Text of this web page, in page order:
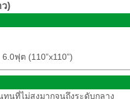
)
ฟุต (110”x110”)
ทุนที่ไม่สูงมากจนถึงระดับกลาง